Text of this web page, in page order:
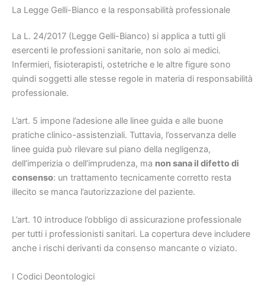
La Legge Gelli-Bianco e la responsabilità professionale
La L. 24/2017 (Legge Gelli-Bianco) si applica a tutti gli
esercenti le professioni sanitarie, non solo ai medici.
Infermieri, fisioterapisti, ostetriche e le altre figure sono
quindi soggetti alle stesse regole in materia di responsabilità
professionale.
L’art. 5 impone l’adesione alle linee guida e alle buone
pratiche clinico-assistenziali. Tuttavia, l’osservanza delle
linee guida può rilevare sul piano della negligenza,
dell’imperizia o dell’imprudenza, ma non sana il difetto di
consenso: un trattamento tecnicamente corretto resta
illecito se manca l’autorizzazione del paziente.
L’art. 10 introduce l’obbligo di assicurazione professionale
per tutti i professionisti sanitari. La copertura deve includere
anche i rischi derivanti da consenso mancante o viziato.
I Codici Deontologici